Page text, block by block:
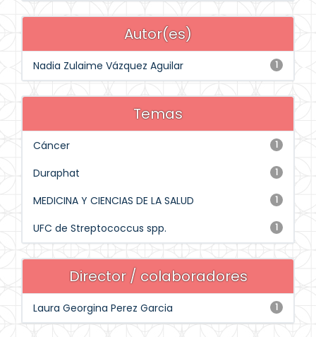
Autor(es)
1
Nadia Zulaime Vázquez Aguilar
Temas
1
Cáncer
1
Duraphat
1
MEDICINA Y CIENCIAS DE LA SALUD
1
UFC de Streptococcus spp.
Director / colaboradores
1
Laura Georgina Perez Garcia